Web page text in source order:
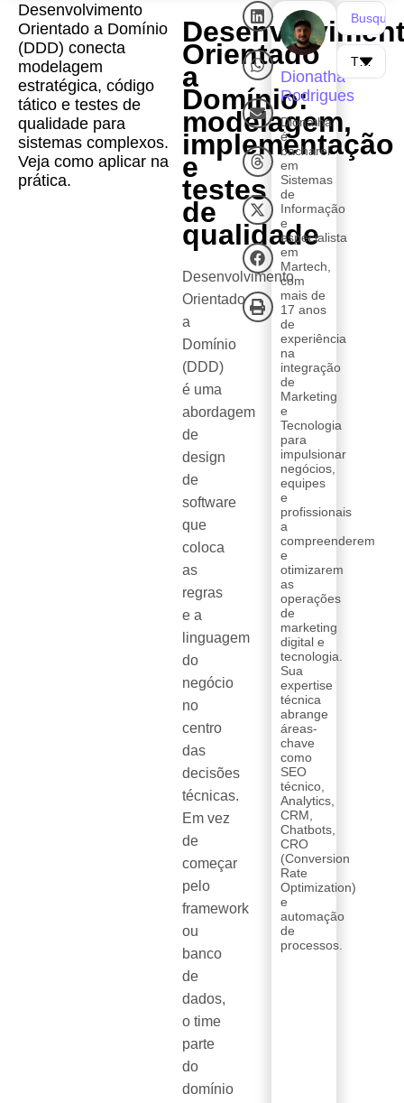
Desenvolvimento
Orientado a Domínio
(DDD) conecta
modelagem
estratégica, código
tático e testes de
qualidade para
sistemas complexos.
Veja como aplicar na
prática.
Orientado
a
Domínio:
modelagem,
implementação
e
testes
de
qualidade
Desenvolvimento
Orientado
a
Domínio
(DDD)
é uma
abordagem
de
design
de
software
que
coloca
as
regras
e a
linguagem
do
negócio
no
centro
das
decisões
técnicas.
Em vez
de
começar
pelo
framework
ou
banco
de
dados,
o time
parte
do
domínio
Dionatha
Rodrigues
Dionatha
é
bacharel
em
Sistemas
de
Informação
e
especialista
em
Martech,
com
mais de
17 anos
de
experiência
na
integração
de
Marketing
e
Tecnologia
para
impulsionar
negócios,
equipes
e
profissionais
a
compreenderem
e
otimizarem
as
operações
de
marketing
digital e
tecnologia.
Sua
expertise
técnica
abrange
áreas-
chave
como
SEO
técnico,
Analytics,
CRM,
Chatbots,
CRO
(Conversion
Rate
Optimization)
e
automação
de
processos.